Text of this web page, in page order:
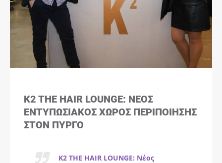
K2 THE HAIR LOUNGE: ΝΈΟΣ
ΕΝΤΥΠΩΣΙΑΚΌΣ ΧΏΡΟΣ ΠΕΡΙΠΟΊΗΣΗΣ
ΣΤΟΝ ΠΎΡΓΟ
K2 THE HAIR LOUNGE: Νέος